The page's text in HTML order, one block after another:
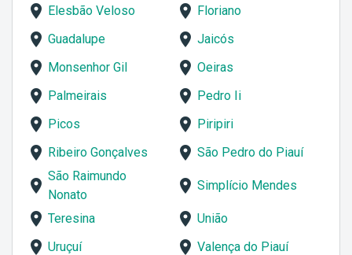
Elesbão Veloso
Floriano
Guadalupe
Jaicós
Monsenhor Gil
Oeiras
Palmeirais
Pedro Ii
Picos
Piripiri
Ribeiro Gonçalves
São Pedro do Piauí
São Raimundo
Nonato
Simplício Mendes
Teresina
União
Uruçuí
Valença do Piauí